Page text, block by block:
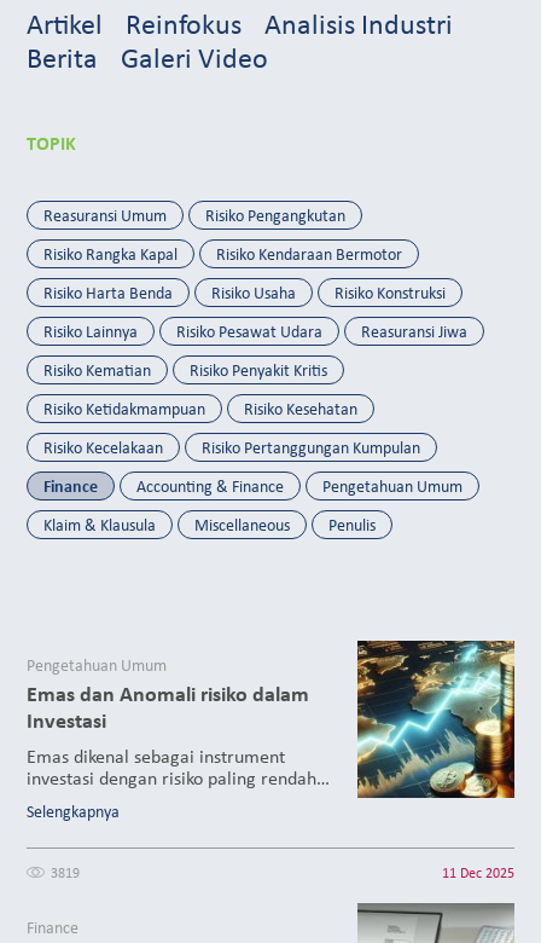
Artikel Reinfokus
Analisis Industri
Berita
Galeri Video
TOPIK
Reasuransi Umum
Risiko Pengangkutan
Risiko Rangka Kapal
Risiko Kendaraan Bermotor
Risiko Harta Benda
Risiko Usaha
Risiko Konstruksi
Risiko Lainnya
Risiko Pesawat Udara
Reasuransi Jiwa
Risiko Kematian
Risiko Penyakit Kritis
Risiko Ketidakmampuan
Risiko Kesehatan
Risiko Kecelakaan
Risiko Pertanggungan Kumpulan
Finance
Accounting & Finance
Pengetahuan Umum
Klaim & Klausula
Miscellaneous Penulis
Pengetahuan Umum
Emas dan Anomali risiko dalam
Investasi
Emas dikenal sebagai instrument
investasi dengan risiko paling rendah
yang paling tinggi dalam dinamika
pasar keuangan global lima tahun
terakhir. Bagaimana peluang investasi
imbal hasil yang lebih besar
Selengkapnya
3819 11 Dec 2025
Finance